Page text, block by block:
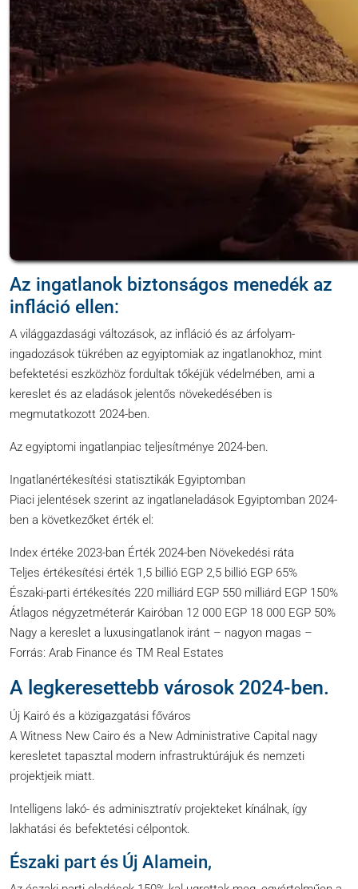
Az ingatlanok biztonságos menedék az
infláció ellen:
A világgazdasági változások, az infláció és az árfolyam-
ingadozások tükrében az egyiptomiak az ingatlanokhoz, mint
befektetési eszközhöz fordultak tőkéjük védelmében, ami a
kereslet és az eladások jelentős növekedésében is
megmutatkozott 2024-ben.
Az egyiptomi ingatlanpiac teljesítménye 2024-ben.
Ingatlanértékesítési statisztikák Egyiptomban
Piaci jelentések szerint az ingatlaneladások Egyiptomban 2024-
ben a következőket érték el:
Index értéke 2023-ban Érték 2024-ben Növekedési ráta
Teljes értékesítési érték 1,5 billió EGP 2,5 billió EGP 65%
Északi-parti értékesítés 220 milliárd EGP 550 milliárd EGP 150%
Átlagos négyzetméterár Kairóban 12 000 EGP 18 000 EGP 50%
Nagy a kereslet a luxusingatlanok iránt – nagyon magas –
Forrás: Arab Finance és TM Real Estates
A legkeresettebb városok 2024-ben.
Új Kairó és a közigazgatási főváros
A Witness New Cairo és a New Administrative Capital nagy
keresletet tapasztal modern infrastruktúrájuk és nemzeti
projektjeik miatt.
Intelligens lakó- és adminisztratív projekteket kínálnak, így
lakhatási és befektetési célpontok.
Északi part és Új Alamein,